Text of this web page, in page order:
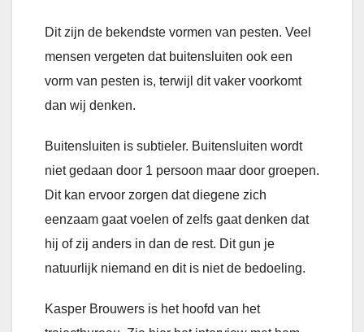
Dit zijn de bekendste vormen van pesten. Veel
mensen vergeten dat buitensluiten ook een
vorm van pesten is, terwijl dit vaker voorkomt
dan wij denken.
Buitensluiten is subtieler. Buitensluiten wordt
niet gedaan door 1 persoon maar door groepen.
Dit kan ervoor zorgen dat diegene zich
eenzaam gaat voelen of zelfs gaat denken dat
hij of zij anders in dan de rest. Dit gun je
natuurlijk niemand en dit is niet de bedoeling.
Kasper Brouwers is het hoofd van het